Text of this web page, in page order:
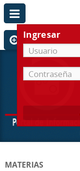
Ingresar
MATERIAS